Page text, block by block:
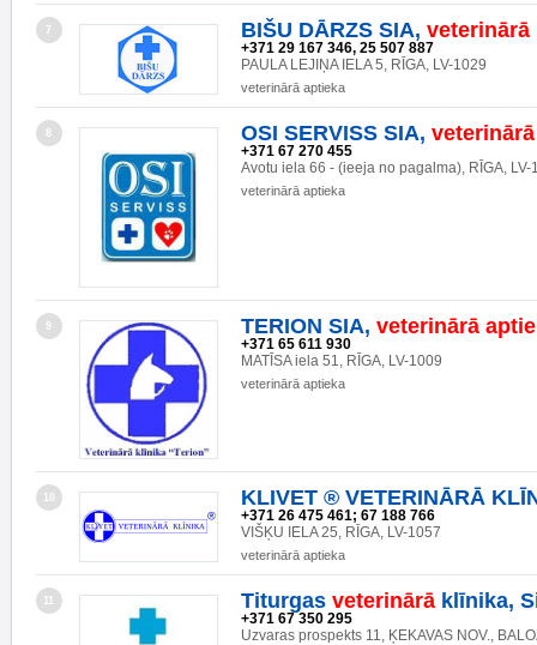
7 BIŠU DĀRZS SIA, veterinārā
+371 29 167 346, 25 507 887
PAULA LEJIŅA IELA 5, RĪGA, LV-1029
veterinārā aptieka
8 OSI SERVISS SIA, veterinārā
+371 67 270 455
Avotu iela 66 - (ieeja no pagalma), RĪGA, LV-
veterinārā aptieka
9 TERION SIA, veterinārā
+371 65 611 930
MATĪSA iela 51, RĪGA, LV-1009
veterinārā aptieka
10 KLIVET ® VETERINĀRĀ
+371 26 475 461; 67 188 766
VIŠĶU IELA 25, RĪGA, LV-1057
veterinārā aptieka
11 Titurgas veterinārā klīnika,
+371 67 350 295
Uzvaras prospekts 11, ĶEKAVAS NOV.,